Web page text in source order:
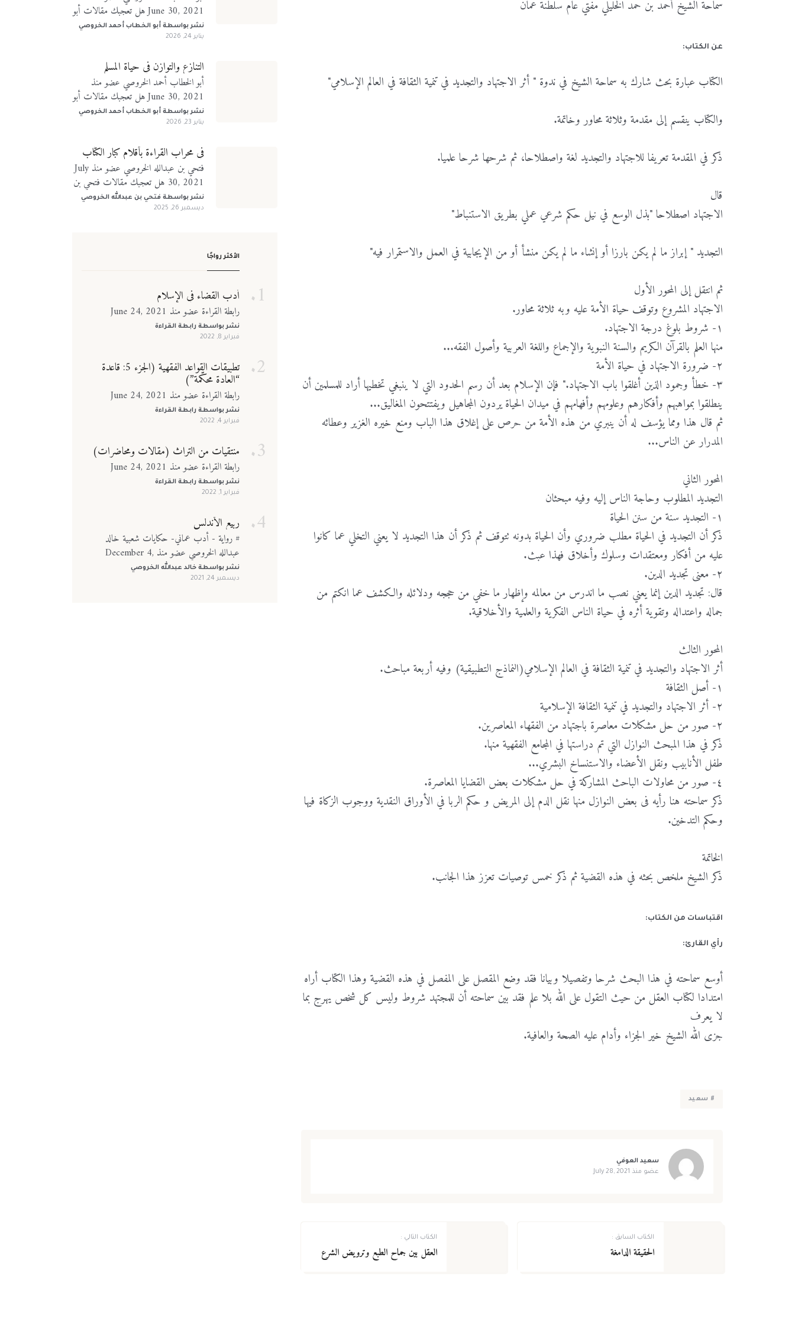
سماحة الشيخ أحمد بن حمد الخليلي مفتي عام سلطنة عمان
عن الكتاب:
الكتاب عبارة بحث شارك به سماحة الشيخ في ندوة " أثر الاجتهاد والتجديد في تنمية الثقافة في العالم الإسلامي"
والكتاب ينقسم إلى مقدمة وثلاثة محاور وخاتمة.
ذكر في المقدمة تعريفا للاجتهاد والتجديد لغة واصطلاحا، ثم شرحها شرحا علميا.
قال
الاجتهاد اصطلاحا "بذل الوسع في نيل حكم شرعي عملي بطريق الاستنباط"
التجديد " إبراز ما لم يكن بارزا أو إنشاء ما لم يكن منشأ أو من الإيجابية في العمل والاستمرار فيه"
ثم انتقل إلى المحور الأول
الاجتهاد المشروع وتوقف حياة الأمة عليه وبه ثلاثة محاور.
١- شروط بلوغ درجة الاجتهاد.
منها العلم بالقرآن الكريم والسنة النبوية والإجماع واللغة العربية وأصول الفقه...
٢- ضرورة الاجتهاد في حياة الأمة
٣- خطأ وجمود الذين أغلقوا باب الاجتهاد." فإن الإسلام بعد أن رسم الحدود التي لا ينبغي تخطيها أراد للمسلمين أن
ينطلقوا بمواهبهم وأفكارهم وعلومهم وأفهامهم في ميدان الحياة يردون المجاهيل ويفتتحون المغاليق...
ثم قال هذا ومما يؤسف له أن ينبري من هذه الأمة من حرص على إغلاق هذا الباب ومنع خيره الغزير وعطائه
المدرار عن الناس...
المحور الثاني
التجديد المطلوب وحاجة الناس إليه وفيه مبحثان
١- التجديد سنة من سنن الحياة
ذكر أن التجديد في الحياة مطلب ضروري وأن الحياة بدونه تتوقف ثم ذكر أن هذا التجديد لا يعني التخلي عما كانوا
عليه من أفكار ومعتقدات وسلوك وأخلاق فهذا عبث.
٢- معنى تجديد الدين.
قال: تجديد الدين إنما يعني نصب ما اندرس من معالمه وإظهار ما خفي من حججه ودلائله والكشف عما انكتم من
جماله واعتداله وتقوية أثره في حياة الناس الفكرية والعلمية والأخلاقية.
المحور الثالث
أثر الاجتهاد والتجديد في تنمية الثقافة في العالم الإسلامي(النماذج التطبيقية) وفيه أربعة مباحث.
١- أصل الثقافة
٢- أثر الاجتهاد والتجديد في تنمية الثقافة الإسلامية
٢- صور من حل مشكلات معاصرة باجتهاد من الفقهاء المعاصرين.
ذكر في هذا المبحث النوازل التي تم دراستها في المجامع الفقهية منها.
طفل الأنابيب ونقل الأعضاء والاستنساخ البشري...
٤- صور من محاولات الباحث المشاركة في حل مشكلات بعض القضايا المعاصرة.
ذكر سماحته هنا رأيه فى بعض النوازل منها نقل الدم إلى المريض و حكم الربا في الأوراق النقدية ووجوب الزكاة فيها
وحكم التدخين.
الخاتمة
ذكر الشيخ ملخص بحثه في هذه القضية ثم ذكر خمس توصيات تعزز هذا الجانب.
اقتباسات من الكتاب:
رأي القارئ:
أوسع سماحته في هذا البحث شرحا وتفصيلا وبيانا فقد وضع المقصل على المفصل في هذه القضية وهذا الكتاب أراه
امتدادا لكتاب العقل من حيث التقول على الله بلا علم فقد بين سماحته أن للمجتهد شروط وليس كل شخص يهرج بما
لا يعرف
جزى الله الشيخ خير الجزاء وأدام عليه الصحة والعافية.
# سعيد
سعيد العوفي
عضو منذ July 28, 2021
الكتاب السابق :
الحقيقة الدامغة
الكتاب التالي :
العقل بين جماح الطبع وترويض الشرع
June 30, 2021 هل تعجبك مقالات أبو
الخطاب أحمد الخروصي؟ تابعني على
منصات التواصل الإجتماعي
نشر بواسطةأبو الخطاب أحمد الخروصي
يناير 24, 2026
التنازع والتوازن في حياة المسلم
أبو الخطاب أحمد الخروصي عضو منذ
June 30, 2021 هل تعجبك مقالات أبو
الخطاب أحمد الخروصي؟ تابعني على
منصات التواصل الإجتماعي
نشر بواسطةأبو الخطاب أحمد الخروصي
يناير 23, 2026
في محراب القراءة بأقلام كبار الكتّاب
فتحي بن عبدالله الخروصي عضو منذ July
30, 2021 هل تعجبك مقالات فتحي بن
عبدالله الخروصي؟ تابعني على منصات
التواصل الإجتماعي
نشر بواسطةفتحي بن عبدالله الخروصي
ديسمبر 26, 2025
الأكثر رواجًا
أدب القضاء في الإسلام
رابطة القراءة عضو منذ June 24, 2021
نشر بواسطةرابطة القراءة
فبراير 8, 2022
تطبيقات القواعد الفقهية (الجزء 5: قاعدة
“العادة محكّمة”)
رابطة القراءة عضو منذ June 24, 2021
نشر بواسطةرابطة القراءة
فبراير 4, 2022
منتقيات من التراث (مقالات ومحاضرات)
رابطة القراءة عضو منذ June 24, 2021
نشر بواسطةرابطة القراءة
فبراير 1, 2022
ربيع الأندلس
# رواية - أدب عماني- حكايات شعبية خالد
عبدالله الخروصي عضو منذ December 4,
2021
نشر بواسطةخالد عبدالله الخروصي
ديسمبر 24, 2021
تسجيل الدخول للأعضاء الاسم الأول *
البريد الإلكتروني*
تأكيد كلمة المرور *
تسجيل